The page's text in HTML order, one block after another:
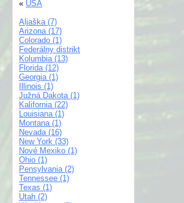
« USA
Aljaška (7)
Arizona (17)
Colorado (1)
Federálny distrikt
Kolumbia (13)
Florida (12)
Georgia (1)
Illinois (1)
Južná Dakota (1)
Kalifornia (22)
Louisiana (1)
Montana (1)
Nevada (16)
New York (33)
Nové Mexiko (1)
Ohio (1)
Pensylvania (2)
Tennessee (1)
Texas (1)
Utah (2)